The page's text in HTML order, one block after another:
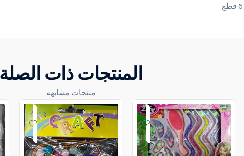
المنتجات ذات الصلة
منتجات مشابهه